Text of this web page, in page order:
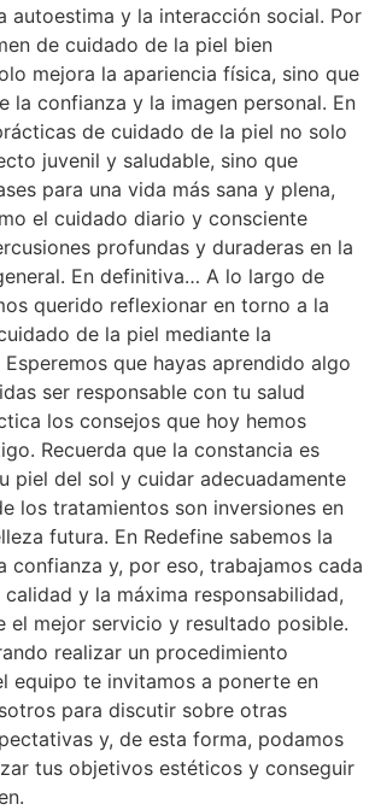
autoestima y la interacción social. Por
de cuidado de la piel bien
mejora la apariencia física, sino que
la confianza y la imagen personal. En
de cuidado de la piel no solo
juvenil y saludable, sino que
para una vida más sana y plena,
el cuidado diario y consciente
profundas y duraderas en la
En definitiva… A lo largo de
querido reflexionar en torno a la
de la piel mediante la
que hayas aprendido algo
ser responsable con tu salud
los consejos que hoy hemos
Recuerda que la constancia es
piel del sol y cuidar adecuadamente
los tratamientos son inversiones en
futura. En Redefine sabemos la
confianza y, por eso, trabajamos cada
y la máxima responsabilidad,
el mejor servicio y resultado posible.
realizar un procedimiento
equipo te invitamos a ponerte en
para discutir sobre otras
y, de esta forma, podamos
tus objetivos estéticos y conseguir